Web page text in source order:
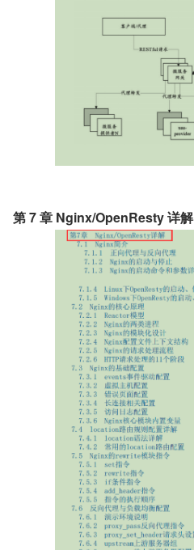
第 7 章 Nginx/OpenResty 详解